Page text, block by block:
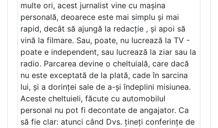
multe ori, acest jurnalist vine cu mașina
personală, deoarece este mai simplu și mai
rapid, decât să ajungă la redacție , și apoi să
vină la filmare. Sau, poate, nu lucrează la TV -
poate e independent, sau lucrează la ziar sau la
radio. Parcarea devine o cheltuială, care dacă
nu este exceptată de la plată, cade în sarcina
lui, și a dorinței sale de a-și îndeplini misiunea.
Aceste cheltuieli, făcute cu automobilul
personal nu pot fi decontate de angajator. Ca
să fie clar: atunci când Dvs. țineți conferințe de